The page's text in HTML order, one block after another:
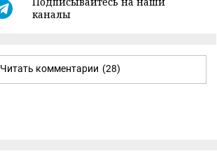
каналы
Читать комментарии (28)